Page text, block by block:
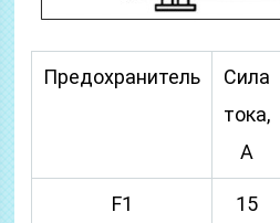
Предохранитель
Сила
тока,
А
F1 15